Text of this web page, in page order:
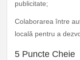
publicitate;
Colaborarea între
locală pentru a
5 Puncte Cheie